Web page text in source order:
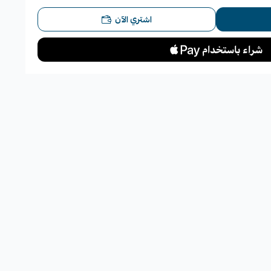
القيادة.
اشتري الآن